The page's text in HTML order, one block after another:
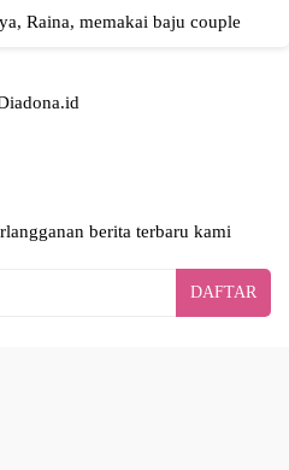
berita terbaru kami
DAFTAR